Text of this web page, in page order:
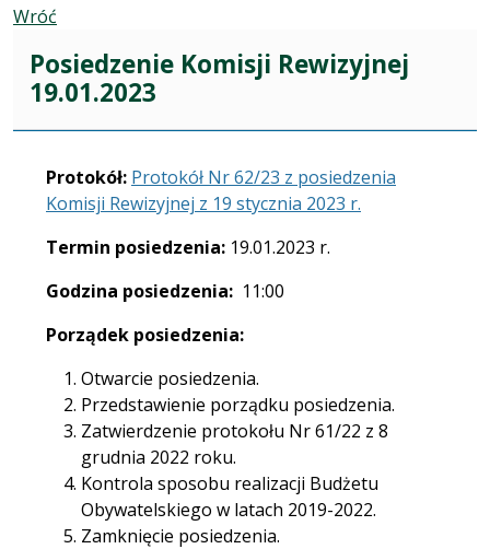
Wróć
Posiedzenie Komisji Rewizyjnej
19.01.2023
Protokół: Protokół Nr 62/23 z posiedzenia
Komisji Rewizyjnej z 19 stycznia 2023 r.
Termin posiedzenia: 19.01.2023 r.
Godzina posiedzenia: 11:00
Porządek posiedzenia:
Otwarcie posiedzenia.
Przedstawienie porządku posiedzenia.
Zatwierdzenie protokołu Nr 61/22 z 8
grudnia 2022 roku.
Kontrola sposobu realizacji Budżetu
Obywatelskiego w latach 2019-2022.
Zamknięcie posiedzenia.